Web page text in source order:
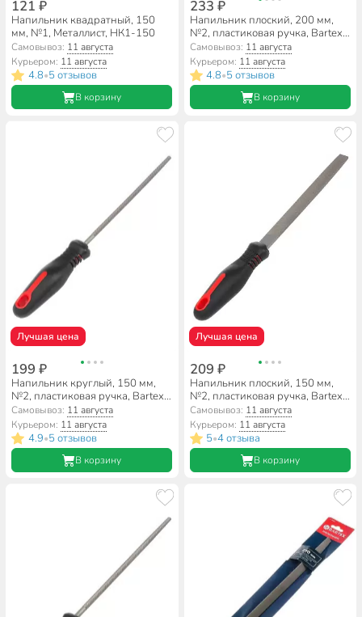
121 ₽
Напильник квадратный, 150
мм, №1, Металлист, НК1-150
Самовывоз: 11 августа
Курьером: 11 августа
4.8•5 отзывов
В корзину
233 ₽
Напильник плоский, 200 мм,
№2, пластиковая ручка, Bartex,
12019
Самовывоз: 11 августа
Курьером: 11 августа
4.8•5 отзывов
В корзину
Лучшая цена
199 ₽
Напильник круглый, 150 мм,
№2, пластиковая ручка, Bartex,
12008
Самовывоз: 11 августа
Курьером: 11 августа
4.9•5 отзывов
В корзину
Лучшая цена
209 ₽
Напильник плоский, 150 мм,
№2, пластиковая ручка, Bartex,
12018
Самовывоз: 11 августа
Курьером: 11 августа
5•4 отзыва
В корзину